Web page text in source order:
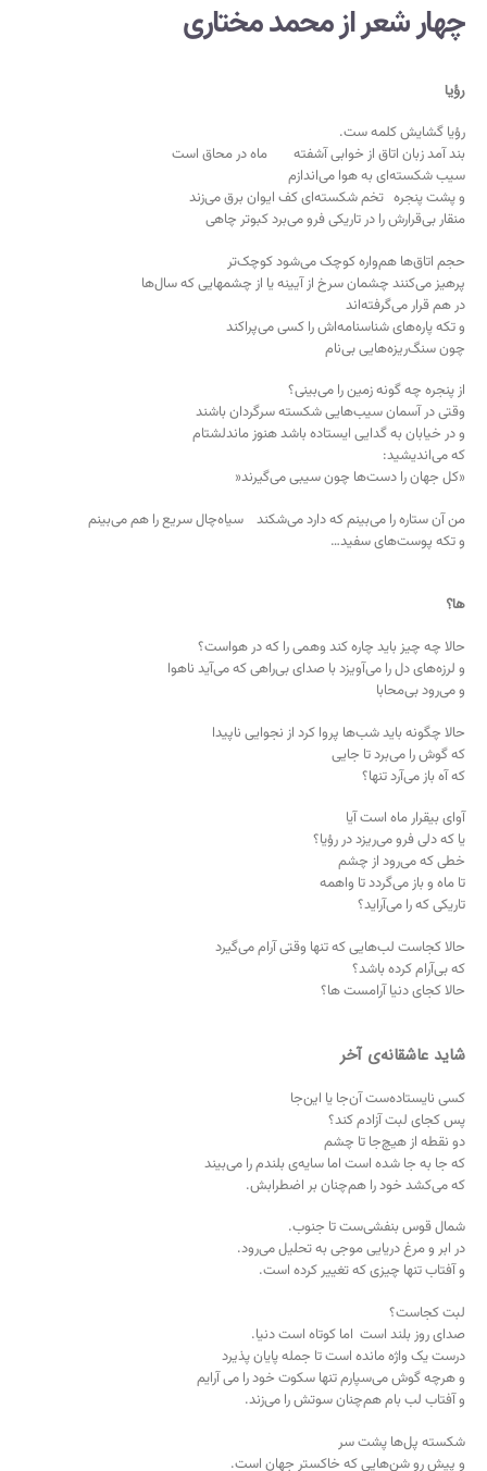
چهار شعر از محمد مختاری
رؤیا
رؤیا گشایش کلمه ‌ست.
بند آمد زبان اتاق از خوابی آشفته ماه در محاق است
سیب شکسته‌ای به هوا می‌اندازم
و پشت پنجره تخم شکسته‌ای کف ایوان برق می‌زند
منقار بی‌قرارش را در تاریکی فرو می‌برد کبوتر چاهی
حجم اتاق‌ها هم‌واره کوچک می‌شود کوچک‌تر
پرهیز می‌کنند چشمان سرخ از آیینه یا از چشمهایی که سال‌ها
در هم قرار می‌گرفته‌اند
و تکه پاره‌های شناسنامه‌اش را کسی می‌پراکند
چون سنگ‌ریزه‌هایی بی‌نام
از پنجره چه گونه زمین را می‌بینی؟
وقتی در آسمان سیب‌هایی شکسته سرگردان باشند
و در خیابان به گدایی ایستاده باشد هنوز ماندلشتام
که می‌اندیشید:
«کل جهان را دست‌ها چون سیبی می‌گیرند«
من آن ستاره را می‌بینم که دارد می‌شکند سیاه‌چال سریع را هم می‌بینم
و تکه پوست‌های سفید…
ها؟
حالا چه چیز باید چاره کند وهمی را که در هواست؟
و لرزه‌های دل را می‌آویزد با صدای بی‌راهی که می‌آید ناهوا
و می‌رود بی‌محابا
حالا چگونه باید شب‌ها پروا کرد از نجوایی ناپیدا
که گوش را می‌برد تا جایی
که آه باز می‌آرد تنها؟
آوای بیقرار ماه است آیا
یا که دلی فرو می‌ریزد در رؤیا؟
خطی که می‌رود از چشم
تا ماه و باز می‌گردد تا واهمه
تاریکی که را می‌آراید؟
حالا کجاست لب‌هایی که تنها وقتی آرام می‌گیرد
که بی‌آرام کرده باشد؟
حالا کجای دنیا آرامست ها؟
شاید عاشقانه‌ی آخر
کسی نایستاده‌ست آن‌جا یا این‌جا
پس کجای لبت آزادم کند؟
دو نقطه از هیچ‌جا تا چشم
که جا به جا شده است اما سایه‌ی بلندم را می‌بیند
که می‌کشد خود را هم‌چنان بر اضطرابش.
شمال قوس بنفشی‌ست تا جنوب.
در ابر و مرغ دریایی موجی به تحلیل می‌رود.
و آفتاب تنها چیزی که تغییر کرده است.
لبت کجاست؟
صدای روز بلند است اما کوتاه است دنیا.
درست یک واژه مانده است تا جمله پایان پذیرد
و هر‌چه گوش می‌سپارم تنها سکوت خود را می آرایم
و آفتاب لب بام هم‌چنان سوتش را می‌زند.
شکسته پل‌ها پشت سر
و پیش رو شن‌هایی که خاکستر جهان است.